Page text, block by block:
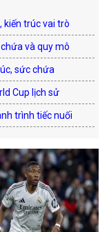
kiến trúc vai trò
và quy mô
sức chứa
Cup lịch sử
trình tiếc nuối